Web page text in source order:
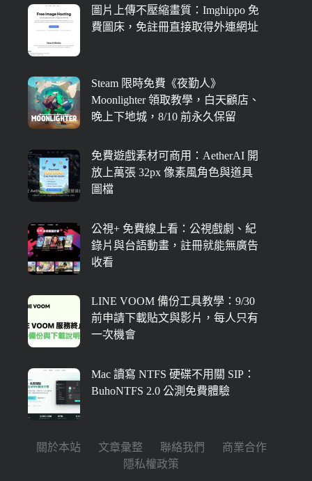
圖片上傳不壓縮畫質：Imghippo 免
費圖床，免註冊直接取得外連網址
Steam 限時免費《夜勤人》
Moonlighter 領取教學，白天顧店、
晚上下地城，8/10 前永久保留
免費遊戲素材可商用：AetherAI 開
放上萬張 32px 像素風角色與道具
圖檔
公視+ 免費線上看：公視戲劇、紀
錄片與台語動畫，註冊就能無廣告
收看
LINE VOOM 備份工具教學：9/30
前申請下載貼文與影片，每人只有
一次機會
Mac 讀寫 NTFS 硬碟不用關 SIP：
BuhoNTFS 2.0 公測免費體驗
關於本站 文章彙整 聯絡我們
商業合作
隱私權政策